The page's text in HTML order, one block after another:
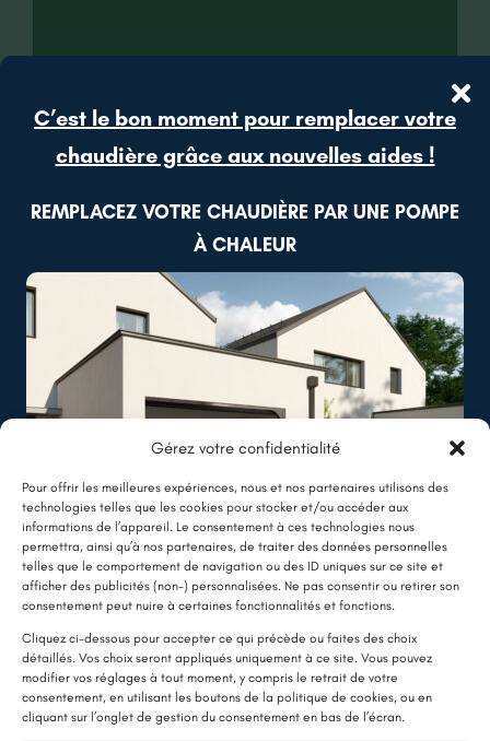
Gérez votre confidentialité
Pour offrir les meilleures expériences, nous et nos partenaires utilisons des
technologies telles que les cookies pour stocker et/ou accéder aux
informations de l’appareil. Le consentement à ces technologies nous
permettra, ainsi qu’à nos partenaires, de traiter des données personnelles
telles que le comportement de navigation ou des ID uniques sur ce site et
afficher des publicités (non-) personnalisées. Ne pas consentir ou retirer son
consentement peut nuire à certaines fonctionnalités et fonctions.
Cliquez ci-dessous pour accepter ce qui précède ou faites des choix
détaillés. Vos choix seront appliqués uniquement à ce site. Vous pouvez
modifier vos réglages à tout moment, y compris le retrait de votre
consentement, en utilisant les boutons de la politique de cookies, ou en
cliquant sur l’onglet de gestion du consentement en bas de l’écran.
Voir nos réalisations
Vous cherchez d'autres solutions
?
C’est le bon moment pour remplacer votre
chaudière grâce aux nouvelles aides !
REMPLACEZ VOTRE CHAUDIÈRE PAR UNE POMPE
À CHALEUR
LE SAVIEZ-VOUS ?
Une pompe à chaleur (PAC) utilise très peu d’électricité : elle consomme
environ 1 kWh pour générer 4 kWh de chaleur.
Une solution performante et économique